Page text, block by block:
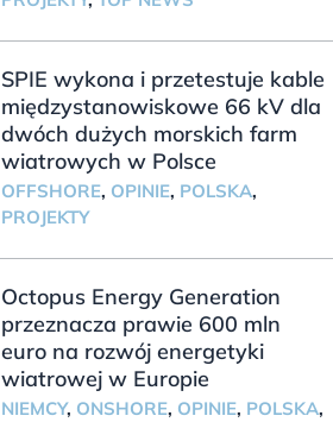
SPIE wykona i przetestuje kable
międzystanowiskowe 66 kV dla
dwóch dużych morskich farm
wiatrowych w Polsce
OFFSHORE, OPINIE, POLSKA,
PROJEKTY
Octopus Energy Generation
przeznacza prawie 600 mln
euro na rozwój energetyki
wiatrowej w Europie
NIEMCY, ONSHORE, OPINIE, POLSKA,